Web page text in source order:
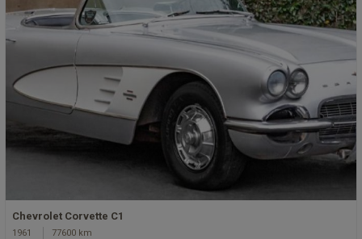
Chevrolet Corvette C1
1961 77600 km